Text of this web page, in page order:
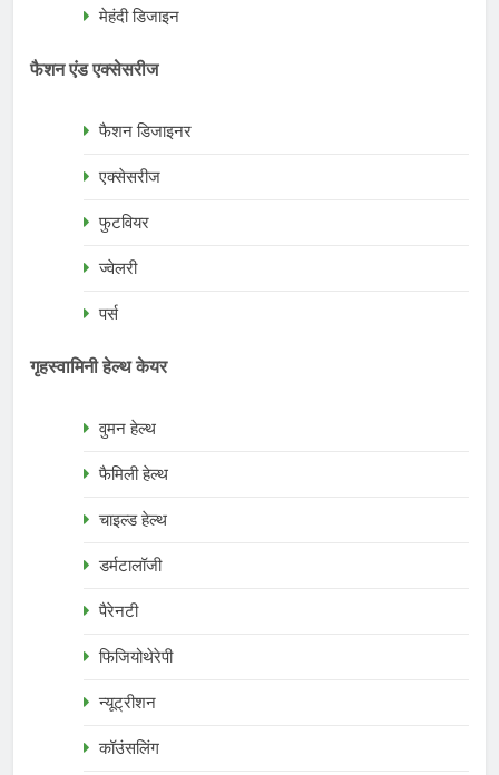
मेहंदी डिजाइन
फैशन एंड एक्सेसरीज
फैशन डिजाइनर
एक्सेसरीज
फुटवियर
ज्वेलरी
पर्स
गृहस्वामिनी हेल्थ केयर
वुमन हेल्थ
फैमिली हेल्थ
चाइल्ड हेल्थ
डर्मटालॉजी
पैरेनटी
फिजियोथेरेपी
न्यूट्रीशन
कॉउंसलिंग